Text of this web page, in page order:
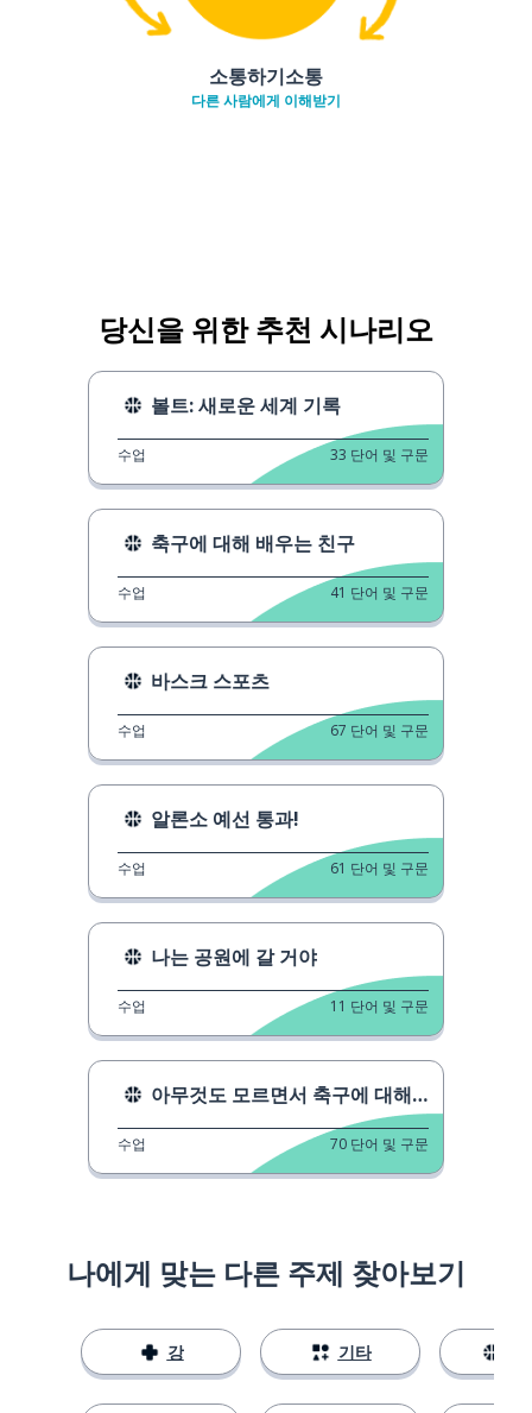
소통하기소통
다른 사람에게 이해받기
당신을 위한 추천 시나리오
볼트: 새로운 세계 기록
수업 33 단어 및 구문
축구에 대해 배우는 친구
수업 41 단어 및 구문
바스크 스포츠
수업 67 단어 및 구문
알론소 예선 통과!
수업 61 단어 및 구문
나는 공원에 갈 거야
수업 11 단어 및 구문
아무것도 모르면서 축구에 대해 이야기하기
수업 70 단어 및 구문
나에게 맞는 다른 주제 찾아보기
강 기타